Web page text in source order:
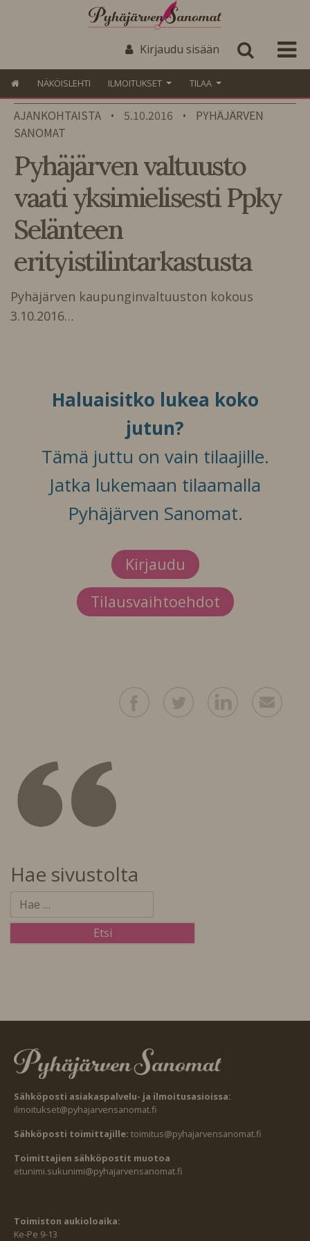
Kirjaudu sisään
NÄKÖISLEHTI ILMOITUKSET TILAA
AJANKOHTAISTA • 5.10.2016 •
PYHÄJÄRVEN
SANOMAT
Pyhäjärven valtuusto
vaati yksimielisesti Ppky
Selänteen
erityistilintarkastusta
Pyhäjärven kaupunginvaltuuston kokous
3.10.2016…
Haluaisitko lukea koko
jutun?
Tämä juttu on vain tilaajille.
Jatka lukemaan tilaamalla
Pyhäjärven Sanomat.
Kirjaudu
Tilausvaihtoehdot
Hae sivustolta
Sähköposti asiakaspalvelu- ja ilmoitusasioissa:
ilmoitukset@pyhajarvensanomat.fi
Sähköposti toimittajille: toimitus@pyhajarvensanomat.fi
Toimittajien sähköpostit muotoa
etunimi.sukunimi@pyhajarvensanomat.fi
Toimiston aukioloaika:
Ke-Pe 9-13